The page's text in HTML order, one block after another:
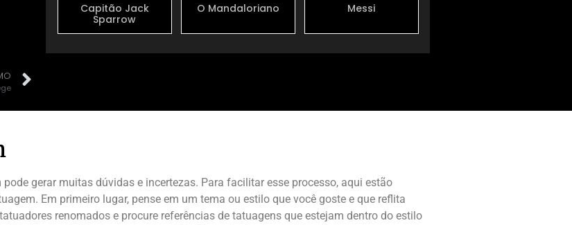
Capitão Jack
Sparrow
O Mandaloriano Messi
gerar muitas dúvidas e incertezas. Para facilitar esse processo, aqui estão
Em primeiro lugar, pense em um tema ou estilo que você goste e que reflita
renomados e procure referências de tatuagens que estejam dentro do estilo